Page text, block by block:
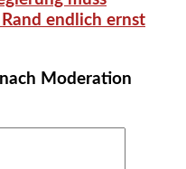
endlich ernst
Moderation